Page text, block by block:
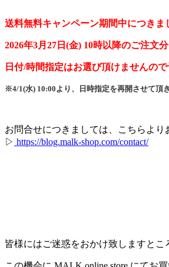
送料無料キャンペーン期間中につきま
2026年3月27日(金) 10時以降のご注文分
日付/時間指定はお選び頂けませんの
※4/1(水) 10:00より、日時指定を再開させて頂き
お問合せにつきましては、こちらより
▷ https://blog.malk-shop.com/contact/
皆様にはご迷惑をおかけ致しますとこ